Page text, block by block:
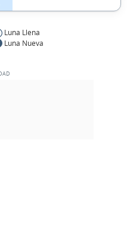
Luna Llena
Luna Nueva